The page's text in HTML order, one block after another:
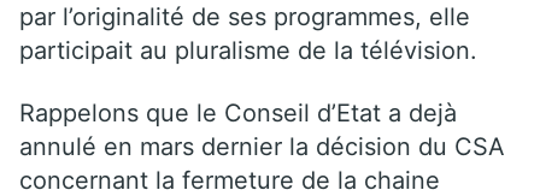
par l’originalité de ses programmes, elle
participait au pluralisme de la télévision.
Rappelons que le Conseil d’Etat a dejà
annulé en mars dernier la décision du CSA
concernant la fermeture de la chaine